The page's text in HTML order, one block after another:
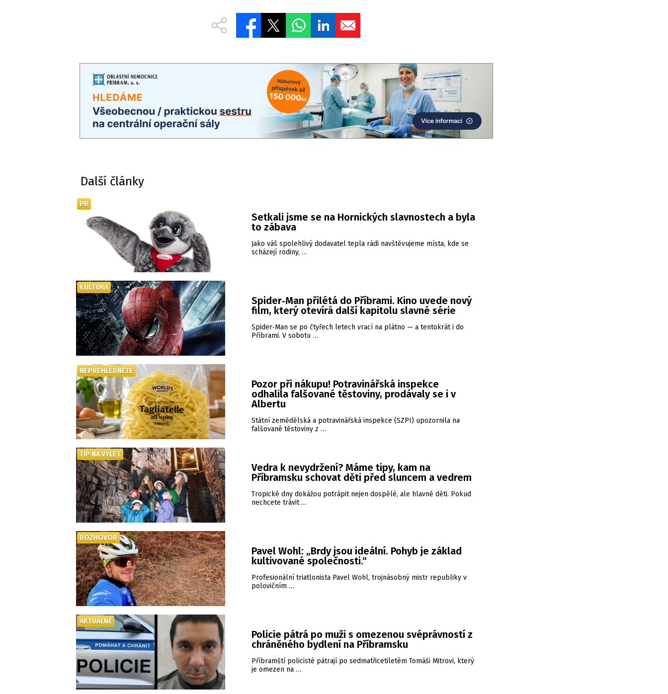
Další články
Setkali jsme se na Hornických slavnostech a byla
to zábava
Jako váš spolehlivý dodavatel tepla rádi navštěvujeme místa, kde se
scházejí rodiny, …
PR
Spider‑Man přilétá do Příbrami. Kino uvede nový
film, který otevírá další kapitolu slavné série
Spider‑Man se po čtyřech letech vrací na plátno — a tentokrát i do
Příbrami. V sobotu …
KULTURA
Pozor při nákupu! Potravinářská inspekce
odhalila falšované těstoviny, prodávaly se i v
Albertu
Státní zemědělská a potravinářská inspekce (SZPI) upozornila na
falšované těstoviny z …
NEPŘEHLÉDNĚTE
Vedra k nevydržení? Máme tipy, kam na
Příbramsku schovat děti před sluncem a vedrem
Tropické dny dokážou potrápit nejen dospělé, ale hlavně děti. Pokud
nechcete trávit …
TIP NA VÝLET
Pavel Wohl: „Brdy jsou ideální. Pohyb je základ
kultivované společnosti.“
Profesionální triatlonista Pavel Wohl, trojnásobný mistr republiky v
polovičním …
ROZHOVOR
Policie pátrá po muži s omezenou svéprávností z
chráněného bydlení na Příbramsku
Příbramští policisté pátrají po sedmatřicetiletém Tomáši Mitrovi, který
je omezen na …
AKTUÁLNĚ